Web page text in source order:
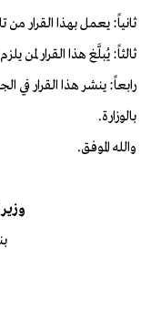
ثانياً: يعمل بهذا القرار من
ثالثاً: يُبلَّغ هذا القرار لمن
رابعاً: ينشر هذا القرار في
بالوزارة.
والله الموفق.